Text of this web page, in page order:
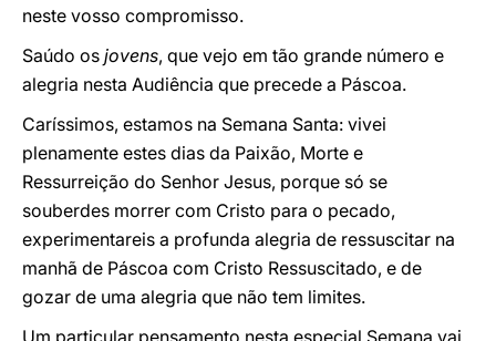
neste vosso compromisso.
Saúdo os jovens, que vejo em tão grande número e
alegria nesta Audiência que precede a Páscoa.
Caríssimos, estamos na Semana Santa: vivei
plenamente estes dias da Paixão, Morte e
Ressurreição do Senhor Jesus, porque só se
souberdes morrer com Cristo para o pecado,
experimentareis a profunda alegria de ressuscitar na
manhã de Páscoa com Cristo Ressuscitado, e de
gozar de uma alegria que não tem limites.
Um particular pensamento nesta especial Semana vai